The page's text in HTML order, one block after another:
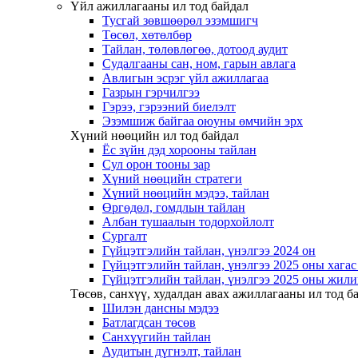
Үйл ажиллагааны ил тод байдал
Тусгай зөвшөөрөл эзэмшигч
Төсөл, хөтөлбөр
Тайлан, төлөвлөгөө, дотоод аудит
Судалгааны сан, ном, гарын авлага
Авлигын эсрэг үйл ажиллагаа
Газрын гэрчилгээ
Гэрээ, гэрээний биелэлт
Эзэмшиж байгаа оюуны өмчийн эрх
Хүний нөөцийн ил тод байдал
Ёс зүйн дэд хорооны тайлан
Сул орон тооны зар
Хүний нөөцийн стратеги
Хүний нөөцийн мэдээ, тайлан
Өргөдөл, гомдлын тайлан
Албан тушаалын тодорхойлолт
Сургалт
Гүйцэтгэлийн тайлан, үнэлгээ 2024 он
Гүйцэтгэлийн тайлан, үнэлгээ 2025 оны
Гүйцэтгэлийн тайлан, үнэлгээ 2025 оны
Төсөв, санхүү, худалдан авах ажиллагааны ил тод
Шилэн дансны мэдээ
Батлагдсан төсөв
Санхүүгийн тайлан
Аудитын дүгнэлт, тайлан